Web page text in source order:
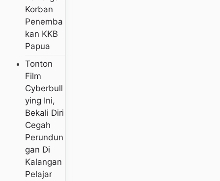
Korban
Penemba
Kan KKB
Papua
Tonton
Film
Cyberbull
Ying Ini,
Bekali Diri
Cegah
Perundun
Gan Di
Kalangan
Pelajar